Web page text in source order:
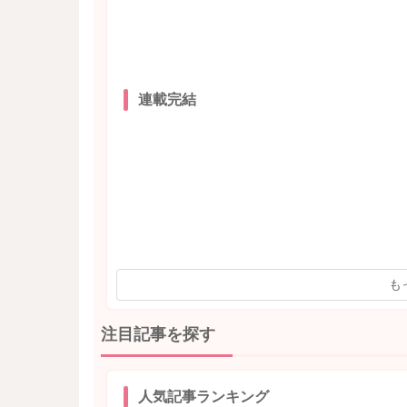
連載完結
も
注目記事を探す
人気記事ランキング